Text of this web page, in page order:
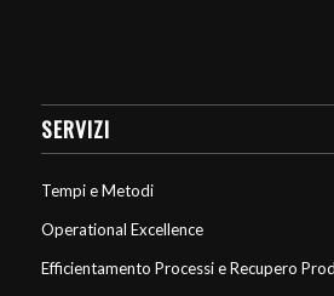
SERVIZI
Tempi e Metodi
Operational Excellence
Efficientamento Processi e Recupero